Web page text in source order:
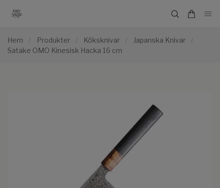
Hem / Produkter / Köksknivar / Japanska Knivar
/
Satake OMO Kinesisk Hacka 16 cm